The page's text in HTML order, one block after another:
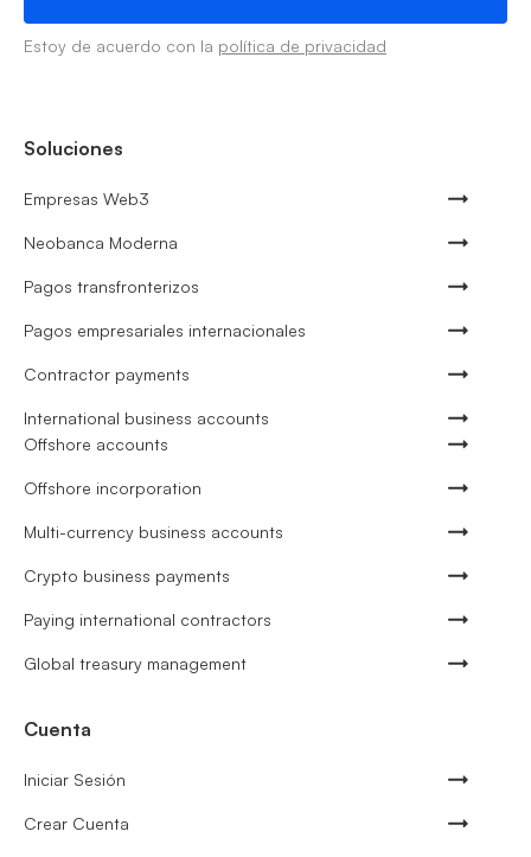
Estoy de acuerdo con la política de privacidad
Soluciones
Empresas Web3
Neobanca Moderna
Pagos transfronterizos
Pagos empresariales internacionales
Contractor payments
International business accounts
Offshore accounts
Offshore incorporation
Multi-currency business accounts
Crypto business payments
Paying international contractors
Global treasury management
Cuenta
Iniciar Sesión
Crear Cuenta